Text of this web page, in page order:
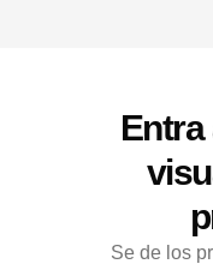
Entra
Se de los